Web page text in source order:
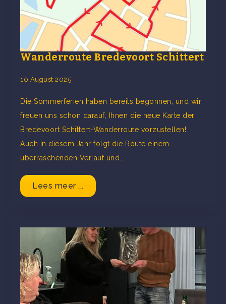
Wanderroute Bredevoort Schittert
10 August 2025
Die Sommerferien haben bereits begonnen, und wir
freuen uns schon darauf, Ihnen die neue Karte der
Bredevoort Schittert-Wanderroute vorzustellen!
Auch in diesem Jahr folgt die Route einem
überraschenden Verlauf und…
Lees meer ...